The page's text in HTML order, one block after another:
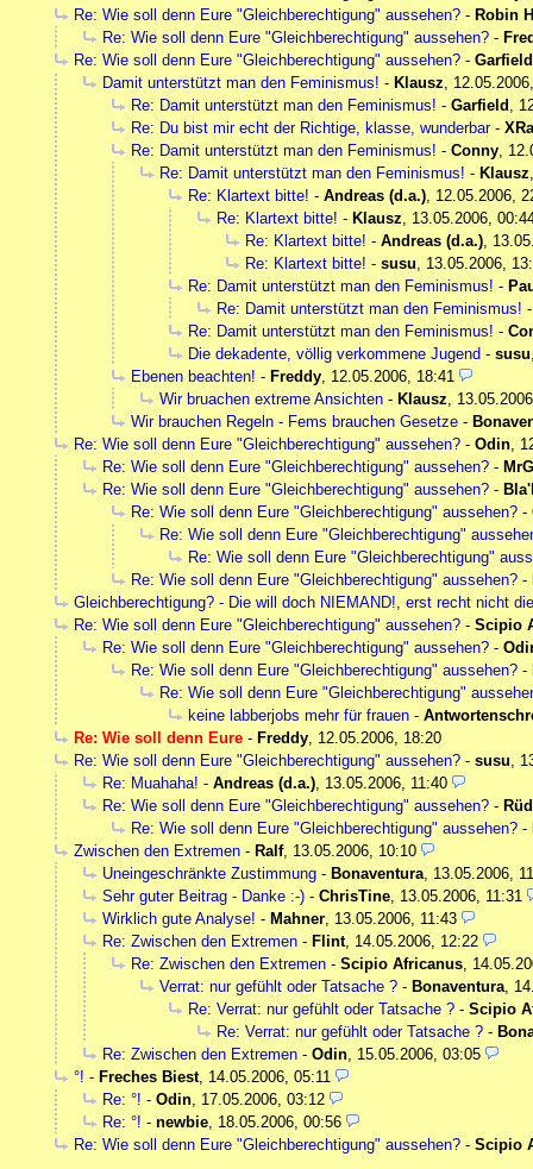
Re: Wie soll denn Eure "Gleichberechtigung" aussehen? - Robin
Re: Wie soll denn Eure "Gleichberechtigung" aussehen? -
Re: Wie soll denn Eure "Gleichberechtigung" aussehen? - Garfield
Damit unterstützt man den Feminismus! - Klausz
Re: Damit unterstützt man den Feminismus! - Garfield
Re: Du bist mir echt der Richtige, klasse, wunderbar-
Re: Damit unterstützt man den Feminismus! - Conny
Re: Damit unterstützt man den Feminismus! - Klausz
Re: Klartext bitte! - Andreas (d.a.) 12.05.2006,
Re: Klartext bitte! - Klausz
13.05.2006,
Re: Klartext bitte! - Andreas (d.a.)
Re: Klartext bitte! - susu
13.05.2006,
Re: Damit unterstützt man den Feminismus! -
Re: Damit unterstützt man den Feminismus!
Re: Damit unterstützt man den Feminismus! -
Die dekadente, völlig verkommene Jugend - susu
Ebenen beachten! - Freddy 12.05.2006, 18:41
Wir bruachen extreme Ansichten - Klausz
Wir brauchen Regeln - Fems brauchen Gesetze -
Re: Wie soll denn Eure "Gleichberechtigung" aussehen? - Odin
Re: Wie soll denn Eure "Gleichberechtigung" aussehen? -
Re: Wie soll denn Eure "Gleichberechtigung" aussehen? -
Re: Wie soll denn Eure "Gleichberechtigung" aussehen? -
Re: Wie soll denn Eure "Gleichberechtigung"
Re: Wie soll denn Eure "Gleichberechtigung"
Re: Wie soll denn Eure "Gleichberechtigung" aussehen? -
Gleichberechtigung? - Die will doch NIEMAND!, erst recht nicht
Re: Wie soll denn Eure "Gleichberechtigung" aussehen? - Scipio
Re: Wie soll denn Eure "Gleichberechtigung" aussehen? -
Re: Wie soll denn Eure "Gleichberechtigung" aussehen? -
Re: Wie soll denn Eure "Gleichberechtigung"
keine labberjobs mehr für frauen -
Re: Wie soll denn Eure - Freddy 12.05.2006, 18:20
Re: Wie soll denn Eure "Gleichberechtigung" aussehen? - susu
Re: Muahaha! - Andreas (d.a.) 13.05.2006, 11:40
Re: Wie soll denn Eure "Gleichberechtigung" aussehen? -
Re: Wie soll denn Eure "Gleichberechtigung" aussehen? -
Zwischen den Extremen - Ralf, 13.05.2006, 10:10
Uneingeschränkte Zustimmung - Bonaventura 13.05.2006,
Sehr guter Beitrag - Danke :-) - ChrisTine 13.05.2006, 11:31
Wirklich gute Analyse! - Mahner 13.05.2006, 11:43
Re: Zwischen den Extremen - Flint, 14.05.2006, 12:22
Re: Zwischen den Extremen - Scipio Africanus
Verrat: nur gefühlt oder Tatsache ? - Bonaventura
Re: Verrat: nur gefühlt oder Tatsache ? - Scipio
Re: Verrat: nur gefühlt oder Tatsache ? -
Re: Zwischen den Extremen - Odin 15.05.2006, 03:05
°! - Freches Biest, 14.05.2006, 05:11
Re: °! - Odin 17.05.2006, 03:12
Re: °! - newbie 18.05.2006, 00:56
Re: Wie soll denn Eure "Gleichberechtigung" aussehen? - Scipio